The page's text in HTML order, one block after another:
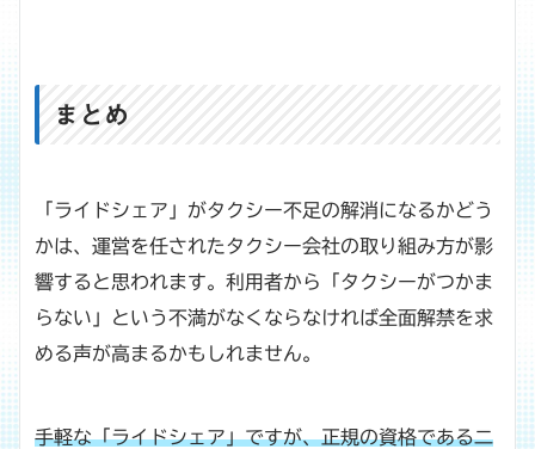
まとめ
「ライドシェア」がタクシー不足の解消になるかどう
かは、運営を任されたタクシー会社の取り組み方が影
響すると思われます。利用者から「タクシーがつかま
らない」という不満がなくならなければ全面解禁を求
める声が高まるかもしれません。
手軽な「ライドシェア」ですが、正規の資格である二